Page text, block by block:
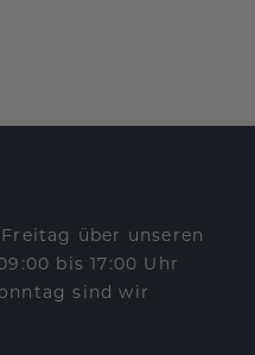
über unseren
bis 17:00 Uhr
sind wir